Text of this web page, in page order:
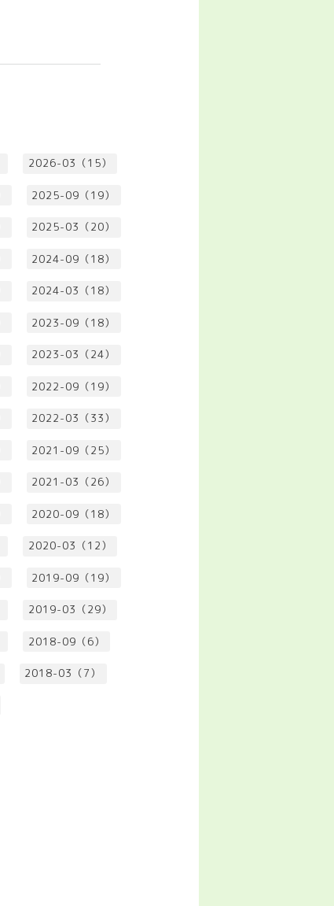
2026-03（15）
2025-09（19）
2025-03（20）
2024-09（18）
2024-03（18）
2023-09（18）
2023-03（24）
2022-09（19）
2022-03（33）
2021-09（25）
2021-03（26）
2020-09（18）
2020-03（12）
2019-09（19）
2019-03（29）
2018-09（6）
2018-03（7）